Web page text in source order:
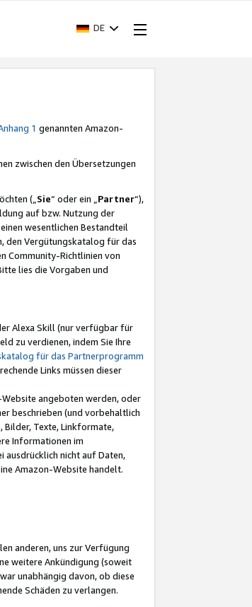
DE
1 genannten Amazon-
zwischen den Übersetzungen
(„Sie“ oder ein „Partner“),
auf bzw. Nutzung der
wesentlichen Bestandteil
den Vergütungskatalog für das
Community-Richtlinien von
lies die Vorgaben und
Alexa Skill (nur verfügbar für
zu verdienen, indem Sie Ihre
für das Partnerprogramm
Links müssen dieser
angeboten werden, oder
beschrieben (und vorbehaltlich
Bilder, Texte, Linkformate,
Informationen im
ausdrücklich nicht auf Daten,
Amazon-Website handelt.
anderen, uns zur Verfügung
weitere Ankündigung (soweit
unabhängig davon, ob diese
Schäden zu verlangen.